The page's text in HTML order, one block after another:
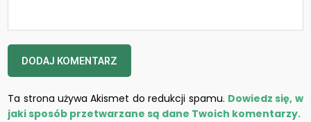
Ta strona używa Akismet do redukcji spamu. Dowiedz się, w
jaki sposób przetwarzane są dane Twoich komentarzy.